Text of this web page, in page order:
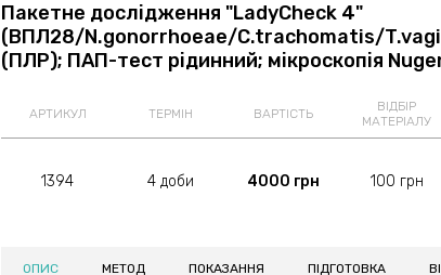
Пакетне дослідження "LadyCheck 4"
(ВПЛ28/N.gonorrhoeae/C.trachomatis/
(ПЛР); ПАП-тест рідинний; мікроскопія
АРТИКУЛ ТЕРМІН ВАРТІСТЬ
ВІДБІР
МАТЕРІАЛУ
1394 4 доби 4000 грн 100 грн
ОПИС МЕТОД ПОКАЗАННЯ ПІДГОТОВКА